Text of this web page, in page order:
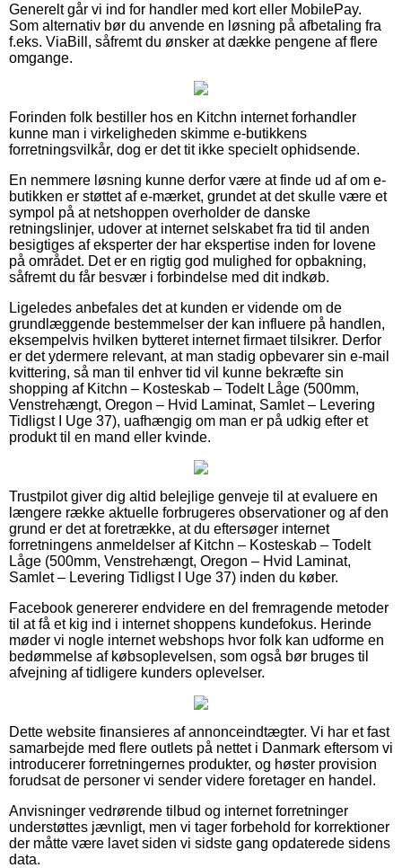
Generelt går vi ind for handler med kort eller MobilePay.
Som alternativ bør du anvende en løsning på afbetaling fra
f.eks. ViaBill, såfremt du ønsker at dække pengene af flere
omgange.
Forinden folk bestiller hos en Kitchn internet forhandler
kunne man i virkeligheden skimme e-butikkens
forretningsvilkår, dog er det tit ikke specielt ophidsende.
En nemmere løsning kunne derfor være at finde ud af om e-
butikken er støttet af e-mærket, grundet at det skulle være et
sympol på at netshoppen overholder de danske
retningslinjer, udover at internet selskabet fra tid til anden
besigtiges af eksperter der har ekspertise inden for lovene
på området. Det er en rigtig god mulighed for opbakning,
såfremt du får besvær i forbindelse med dit indkøb.
Ligeledes anbefales det at kunden er vidende om de
grundlæggende bestemmelser der kan influere på handlen,
eksempelvis hvilken bytteret internet firmaet tilsikrer. Derfor
er det ydermere relevant, at man stadig opbevarer sin e-mail
kvittering, så man til enhver tid vil kunne bekræfte sin
shopping af Kitchn – Kosteskab – Todelt Låge (500mm,
Venstrehængt, Oregon – Hvid Laminat, Samlet – Levering
Tidligst I Uge 37), uafhængig om man er på udkig efter et
produkt til en mand eller kvinde.
Trustpilot giver dig altid belejlige genveje til at evaluere en
længere række aktuelle forbrugeres observationer og af den
grund er det at foretrække, at du eftersøger internet
forretningens anmeldelser af Kitchn – Kosteskab – Todelt
Låge (500mm, Venstrehængt, Oregon – Hvid Laminat,
Samlet – Levering Tidligst I Uge 37) inden du køber.
Facebook genererer endvidere en del fremragende metoder
til at få et kig ind i internet shoppens kundefokus. Herinde
møder vi nogle internet webshops hvor folk kan udforme en
bedømmelse af købsoplevelsen, som også bør bruges til
afvejning af tidligere kunders oplevelser.
Dette website finansieres af annonceindtægter. Vi har et fast
samarbejde med flere outlets på nettet i Danmark eftersom vi
introducerer forretningernes produkter, og høster provision
forudsat de personer vi sender videre foretager en handel.
Anvisninger vedrørende tilbud og internet forretninger
understøttes jævnligt, men vi tager forbehold for korrektioner
der måtte være lavet siden vi sidste gang opdaterede sidens
data.